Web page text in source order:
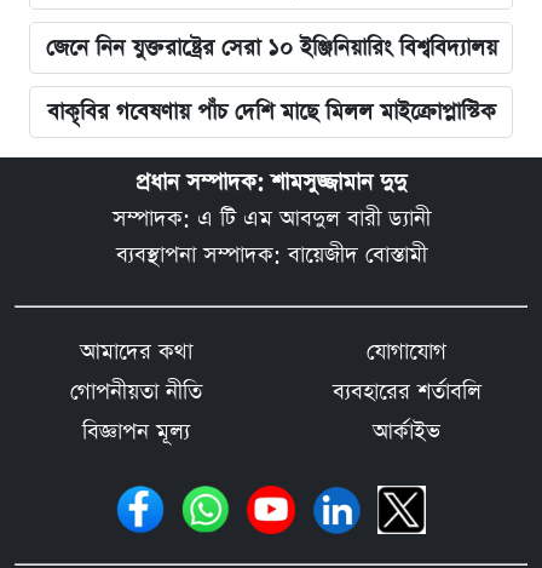
জেনে নিন যুক্তরাষ্ট্রের সেরা ১০ ইঞ্জিনিয়ারিং বিশ্ববিদ্যালয়
বাকৃবির গবেষণায় পাঁচ দেশি মাছে মিলল মাইক্রোপ্লাস্টিক
প্রধান সম্পাদক: শামসুজ্জামান দুদু
সম্পাদক: এ টি এম আবদুল বারী ড্যানী
ব্যবস্থাপনা সম্পাদক: বায়েজীদ বোস্তামী
আমাদের কথা
যোগাযোগ
গোপনীয়তা নীতি
ব্যবহারের শর্তাবলি
বিজ্ঞাপন মূল্য
আর্কাইভ